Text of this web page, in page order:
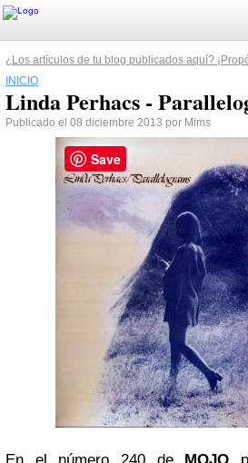
¿Los artículos de tu blog publicados aquí?
INICIO
Linda Perhacs -
Publicado el 08 diciembre 2013 por Mims
Save